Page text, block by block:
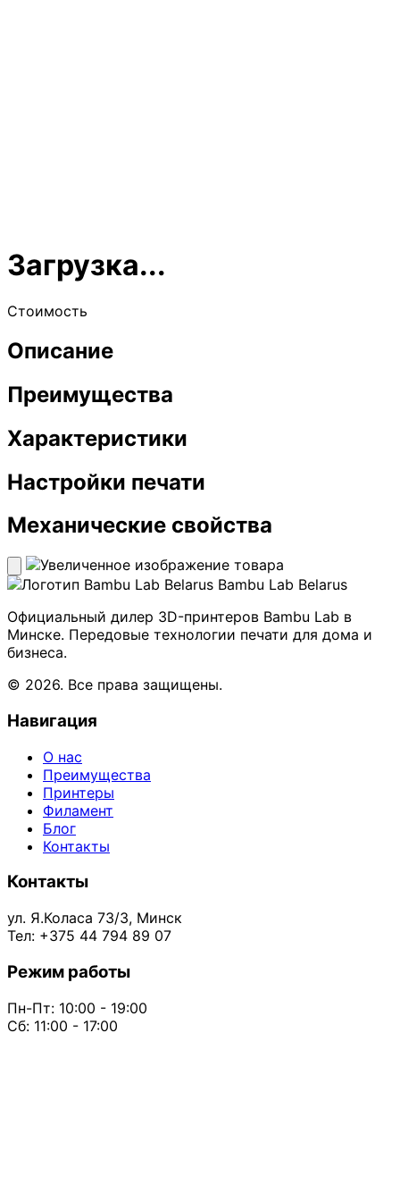
Загрузка...
Стоимость
Описание
Преимущества
Характеристики
Настройки печати
Механические свойства
Bambu Lab Belarus
Официальный дилер 3D-принтеров Bambu Lab в
Минске. Передовые технологии печати для дома и
бизнеса.
© 2026. Все права защищены.
Навигация
О нас
Преимущества
Принтеры
Филамент
Блог
Контакты
Контакты
ул. Я.Коласа 73/3, Минск
Тел: +375 44 794 89 07
Режим работы
Пн-Пт: 10:00 - 19:00
Сб: 11:00 - 17:00